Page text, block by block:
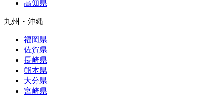
高知県
九州・沖縄
福岡県
佐賀県
長崎県
熊本県
大分県
宮崎県